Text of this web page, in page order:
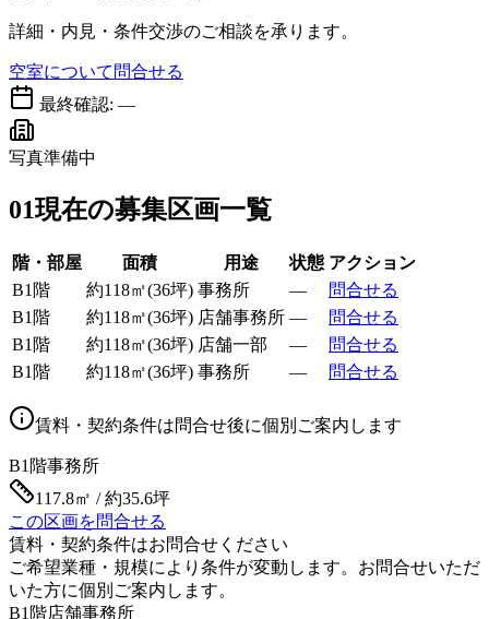
詳細・内見・条件交渉のご相談を承ります。
空室について問合せる
最終確認: —
写真準備中
01現在の募集区画一覧
階・部屋 面積 用途 状態 アクション
B1階
約118㎡(36坪) 事務所 —
問合せる
B1階
約118㎡(36坪) 店舗事務所 —
問合せる
B1階
約118㎡(36坪) 店舗一部 —
問合せる
B1階
約118㎡(36坪) 事務所 — 問合せる
賃料・契約条件は問合せ後に個別ご案内します
B1階事務所
117.8㎡ / 約35.6坪
この区画を問合せる
賃料・契約条件はお問合せください
ご希望業種・規模により条件が変動します。お問合せいただ
いた方に個別ご案内します。
B1階店舗事務所